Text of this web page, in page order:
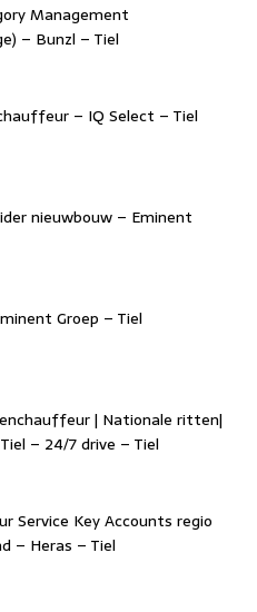
Management
– Bunzl – Tiel
– IQ Select – Tiel
nieuwbouw – Eminent
Groep – Tiel
| Nationale ritten|
– 24/7 drive – Tiel
Service Key Accounts regio
– Heras – Tiel